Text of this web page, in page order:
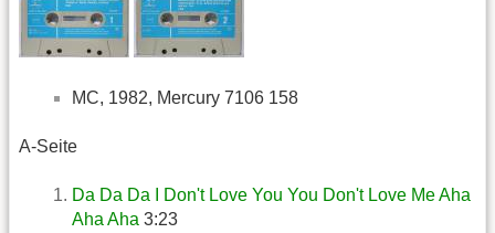
MC, 1982, Mercury 7106 158
A-Seite
Da Da Da I Don't Love You You Don't Love Me Aha
Aha Aha 3:23